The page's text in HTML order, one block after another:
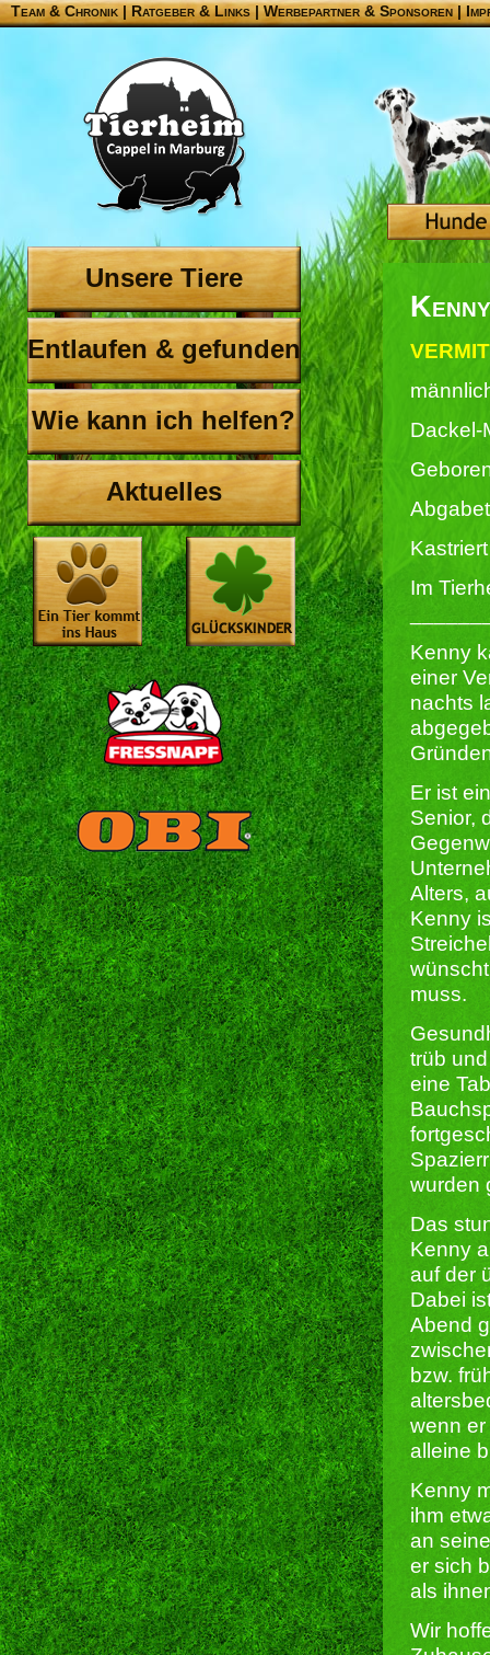
Team & Chronik |Ratgeber & Links|Werbepartner & Sponsoren|
Unsere Tiere
Entlaufen & gefunden
Wie kann ich helfen?
Aktuelles
Kenny
Dackel-
Im
Kenny
einer
nachts
Er ist
Senior,
Alters,
Kenny
muss.
trüb
eine
wurden
Das
Kenny
auf der
Dabei
Abend
bzw.
wenn
alleine
Kenny
ihm
an
er sich
als
Wir